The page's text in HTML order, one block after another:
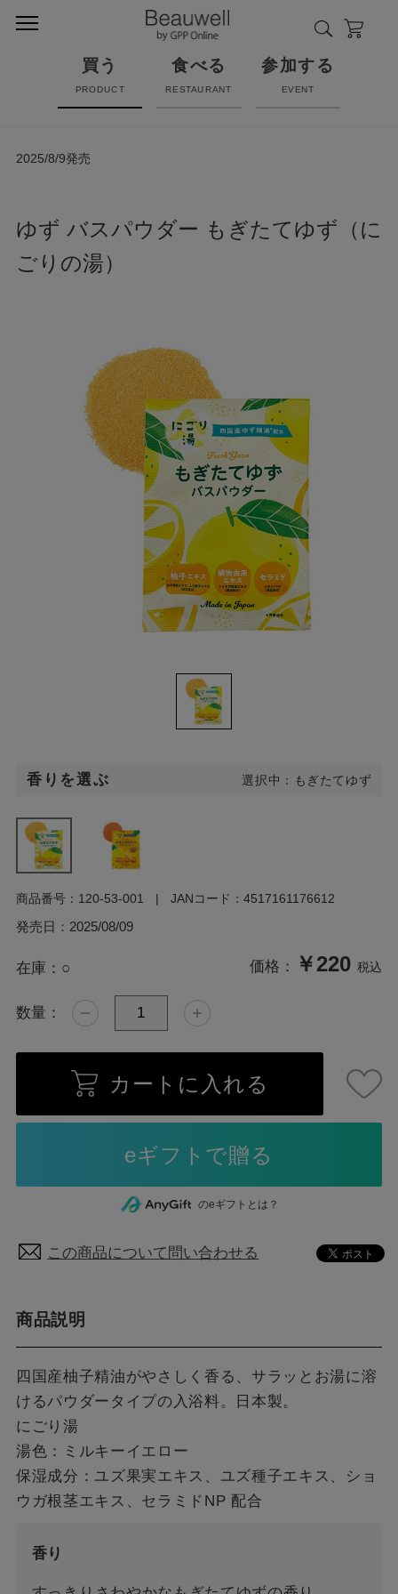
買う
PRODUCT
食べる
RESTAURANT
参加する
EVENT
2025/8/9発売
ゆず バスパウダー もぎたてゆず（に
ごりの湯）
香りを選ぶ 選択中：もぎたてゆず
発売日： 2025/08/09
商品番号： 120-53-001 JANコード： 4517161176612
在庫： ○ 価格： ￥220 税込
数量：
カートに入れる
のeギフトとは？
この商品について問い合わせる
商品説明
四国産柚子精油がやさしく香る、サラッとお湯に溶
けるパウダータイプの入浴料。日本製。
にごり湯
湯色：ミルキーイエロー
保湿成分：ユズ果実エキス、ユズ種子エキス、ショ
ウガ根茎エキス、セラミドNP 配合
香り